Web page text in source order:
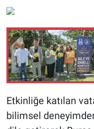
Etkinliğe katılan
bilimsel